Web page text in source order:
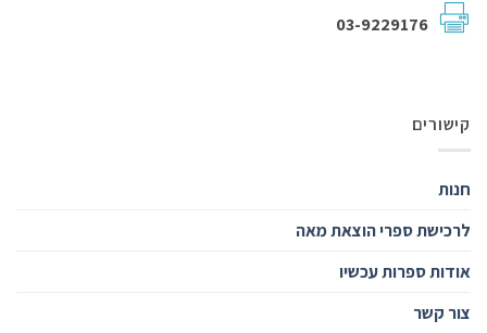
קישורים
חנות
לרכישת ספרי הוצאת מאה
אודות ספרות עכשיו
צור קשר